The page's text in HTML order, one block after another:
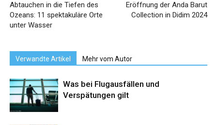
Abtauchen in die Tiefen des
Ozeans: 11 spektakuläre Orte
unter Wasser
Eröffnung der Anda Barut
Collection in Didim 2024
Verwandte Artikel Mehr vom Autor
Was bei Flugausfällen und
Verspätungen gilt